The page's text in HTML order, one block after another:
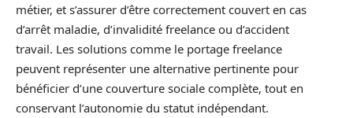
métier, et s’assurer d’être correctement couvert en cas
d’arrêt maladie, d’invalidité freelance ou d’accident
travail. Les solutions comme le portage freelance
peuvent représenter une alternative pertinente pour
bénéficier d’une couverture sociale complète, tout en
conservant l’autonomie du statut indépendant.